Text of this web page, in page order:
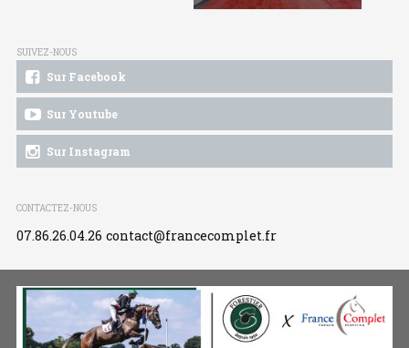
SUIVEZ-NOUS
Sur Facebook
Sur Youtube
Sur Instagram
CONTACTEZ-NOUS
07.86.26.04.26 contact@francecomplet.fr